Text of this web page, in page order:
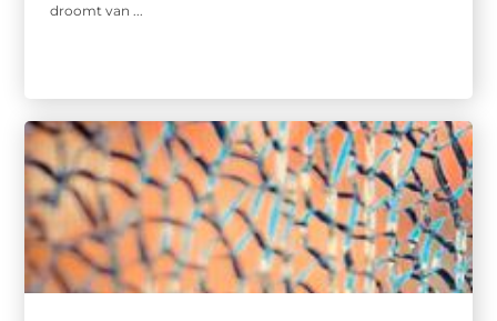
droomt van ...